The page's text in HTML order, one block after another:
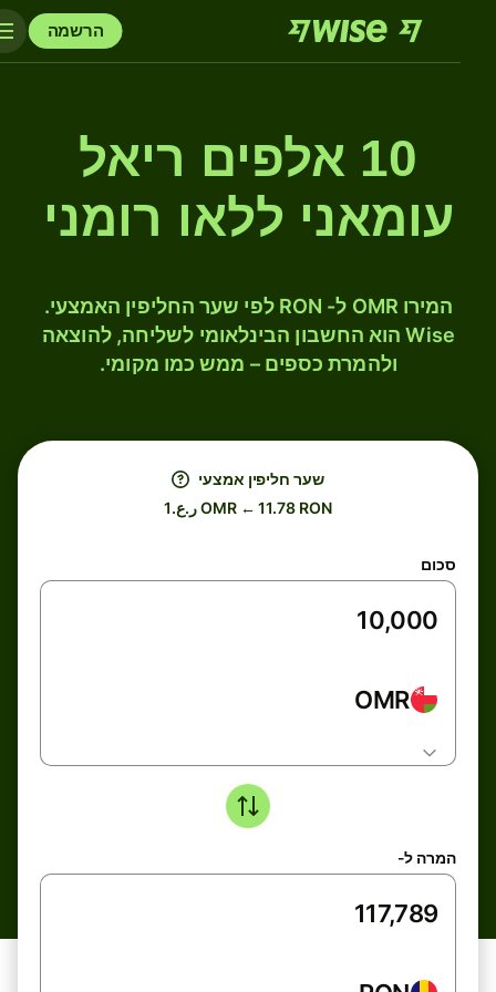
הרשמה
10 אלפים ריאל
עומאני ללאו רומני
המירו OMR ל- RON לפי שער החליפין האמצעי.
Wise הוא החשבון הבינלאומי לשליחה, להוצאה
ולהמרת כספים – ממש כמו מקומי.
שער חליפין אמצעי
ر.ع.1 OMR ← 11.78 RON
סכום
OMR
המרה ל-